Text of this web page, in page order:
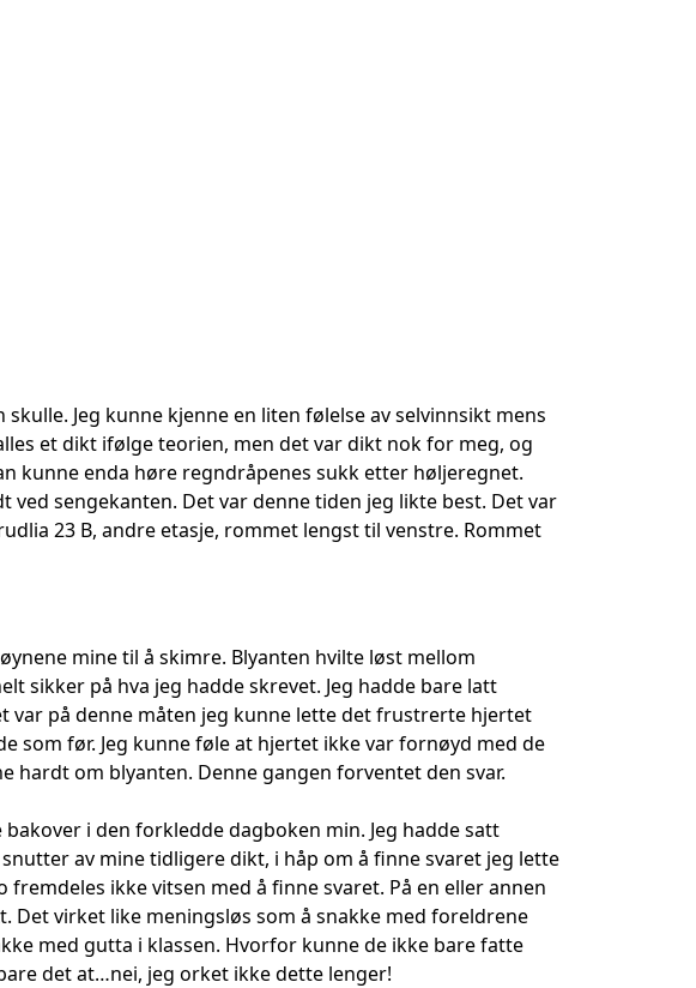
Jeg kunne kjenne en liten følelse av selvinnsikt mens
et dikt ifølge teorien, men det var dikt nok for meg, og
kunne enda høre regndråpenes sukk etter høljeregnet.
sengekanten. Det var denne tiden jeg likte best. Det var
23 B, andre etasje, rommet lengst til venstre. Rommet
mine til å skimre. Blyanten hvilte løst mellom
sikker på hva jeg hadde skrevet. Jeg hadde bare latt
var på denne måten jeg kunne lette det frustrerte hjertet
som før. Jeg kunne føle at hjertet ikke var fornøyd med de
hardt om blyanten. Denne gangen forventet den svar.
bakover i den forkledde dagboken min. Jeg hadde satt
av mine tidligere dikt, i håp om å finne svaret jeg lette
ikke vitsen med å finne svaret. På en eller annen
Det virket like meningsløs som å snakke med foreldrene
med gutta i klassen. Hvorfor kunne de ikke bare fatte
det at…nei, jeg orket ikke dette lenger!